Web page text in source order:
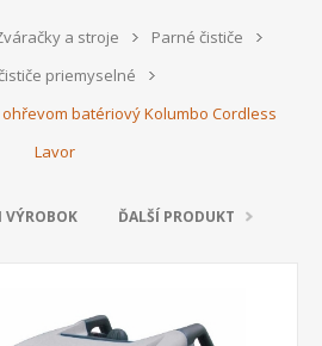
a stroje
Parné čističe
priemyselné
batériový Kolumbo Cordless
Lavor
VÝROBOK ĎALŠÍ PRODUKT